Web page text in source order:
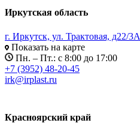
Иркутская область
г. Иркутск, ул. Трактовая, д22/3А
Показать на карте
Пн. – Пт.: с 8:00 до 17:00
+7 (3952) 48-20-45
irk@irplast.ru
Красноярский край